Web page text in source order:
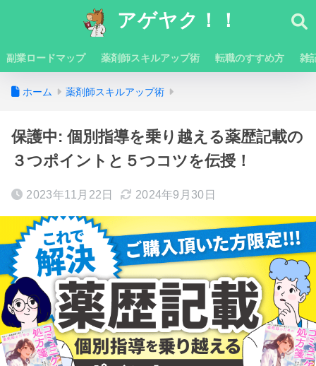
アゲヤク！！
副業ロードマップ 薬剤師スキルアップ術 転職のすすめ方 雑
ホーム 薬剤師スキルアップ術
保護中: 個別指導を乗り越える薬歴記載の
３つポイントと５つコツを伝授！
2023年11月22日 2024年9月30日